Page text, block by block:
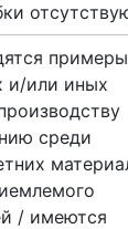
примеры
и/или иных
среди
/ имеются